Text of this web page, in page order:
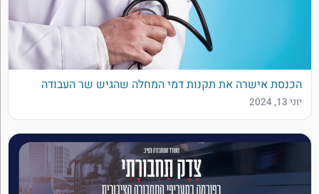
הכנסת אישרה את תקנות דמי המחלה שהגיש שר העבודה
יוני 13, 2024